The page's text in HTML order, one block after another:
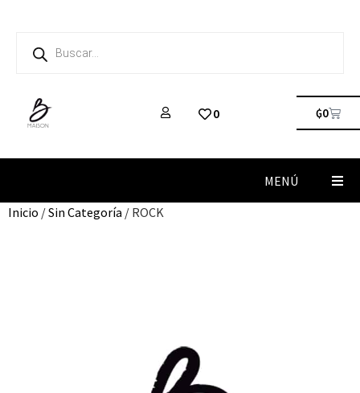
0 ₲0
MENÚ
Inicio /Sin Categoría / ROCK